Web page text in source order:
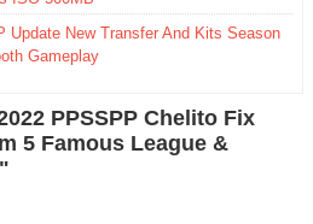
Update New Transfer And Kits Season
Gameplay
PPSSPP Chelito Fix
5 Famous League &